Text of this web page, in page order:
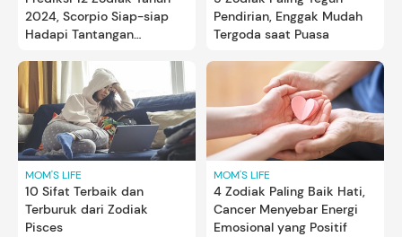
2024, Scorpio Siap-siap
Hadapi Tantangan
Pendirian, Enggak Mudah
Tergoda saat Puasa
MOM'S LIFE
10 Sifat Terbaik dan
Terburuk dari Zodiak
Pisces
MOM'S LIFE
4 Zodiak Paling Baik Hati,
Cancer Menyebar Energi
Emosional yang Positif